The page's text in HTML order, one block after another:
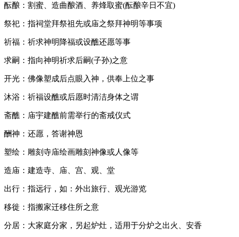
酝酿：割蜜、造曲酿酒、养烽取蜜(酝酿辛日不宜)
祭祀：指祠堂拜祭祖先或庙之祭拜神明等事项
祈福：祈求神明降福或设醮还愿等事
求嗣：指向神明祈求后嗣(子孙)之意
开光：佛像塑成后点眼入神，供奉上位之事
沐浴：祈福设醮或后愿时清洁身体之谓
斋醮：庙宇建醮前需举行的斋戒仪式
酬神：还愿，答谢神恩
塑绘：雕刻寺庙绘画雕刻神像或人像等
造庙：建造寺、庙、宫、观、堂
出行：指远行，如：外出旅行、观光游览
移徙：指搬家迁移住所之意
分居：大家庭分家，另起炉灶，适用于分炉之出火、安香